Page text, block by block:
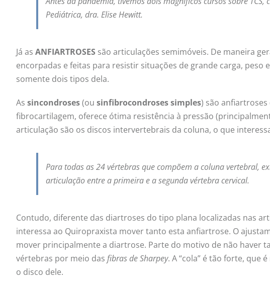
Pediátrica, dra. Elise Hewitt.
Já as ANFIARTROSES são articulações semimóveis. De maneira
encorpadas e feitas para resistir situações de grande carga, peso
somente dois tipos dela.
As sincondroses(ou sinfibrocondroses simples) são anfiartroses
fibrocartilagem, oferece ótima resistência à pressão
articulação são os discos intervertebrais da coluna, o que
Para todas as 24 vértebras que compõem a coluna vertebral,
articulação entre a primeira e a segunda vértebra cervical.
Contudo, diferente das diartroses do tipo plana localizadas nas
interessa ao Quiropraxista mover tanto esta anfiartrose. O
mover principalmente a diartrose. Parte do motivo de não haver
vértebras por meio das fibras de Sharpey. A “cola” é tão forte, que
o disco dele.